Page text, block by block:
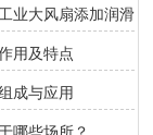
业大风扇添加润滑
用及特点
成与应用